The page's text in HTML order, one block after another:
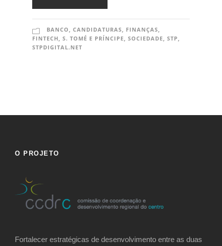
BANCO , CANDIDATURAS, FINANÇAS,
FINTECH, S. TOMÉ E PRÍNCIPE, SOCIEDADE, STP,
STPDIGITAL.NET
O PROJETO
Fortalecer estratégicas de desenvolvimento entre as duas